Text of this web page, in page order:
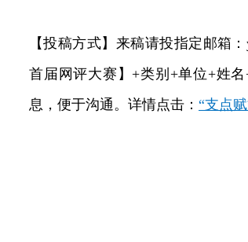
【投稿方式】来稿请投指定邮箱
首届网评大赛】+类别+单位+姓
息，便于沟通。详情点击： “支点